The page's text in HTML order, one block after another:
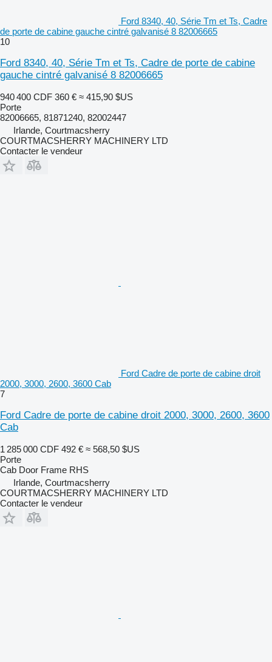
Ford 8340, 40, Série Tm et Ts, Cadre
de porte de cabine gauche cintré galvanisé 8 82006665
10
Ford 8340, 40, Série Tm et Ts, Cadre de porte de cabine
gauche cintré galvanisé 8 82006665
940 400 CDF 360 € ≈ 415,90 $US
Porte
82006665, 81871240, 82002447
Irlande, Courtmacsherry
COURTMACSHERRY MACHINERY LTD
Contacter le vendeur
Ford Cadre de porte de cabine droit
2000, 3000, 2600, 3600 Cab
7
Ford Cadre de porte de cabine droit 2000, 3000, 2600, 3600
Cab
1 285 000 CDF 492 € ≈ 568,50 $US
Porte
Cab Door Frame RHS
Irlande, Courtmacsherry
COURTMACSHERRY MACHINERY LTD
Contacter le vendeur